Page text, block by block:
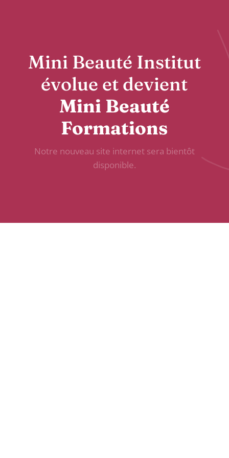
Mini Beauté Institut
évolue et devient
Mini Beauté
Formations
Notre nouveau site internet sera bientôt
disponible.